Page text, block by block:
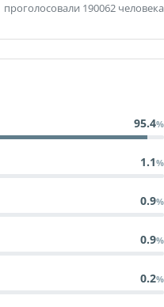
проголосовали 190062 человека
95.4
1.1
0.9
0.9
0.2